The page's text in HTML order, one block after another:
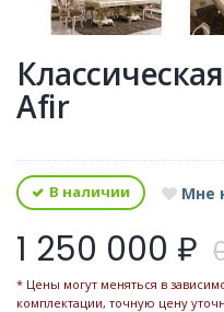
Afir
В наличии Мне
1 250 000 ₽
* Цены могут меняться в
комплектации, точную цену